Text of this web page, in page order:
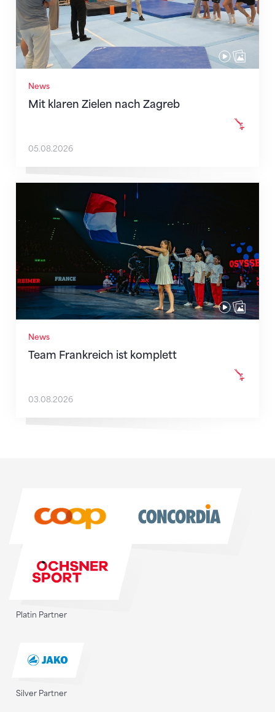
News
Mit klaren Zielen nach Zagreb
05.08.2026
News
Team Frankreich ist komplett
Team Frankreich ist komplett
03.08.2026
Platin Partner
Silver Partner